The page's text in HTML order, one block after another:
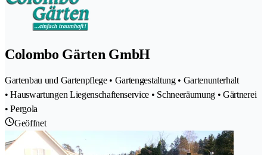
Colombo Gärten GmbH
Gartenbau und Gartenpflege • Gartengestaltung • Gartenunterhalt
• Hauswartungen Liegenschaftenservice • Schneeräumung • Gärtnerei
• Pergola
Geöffnet